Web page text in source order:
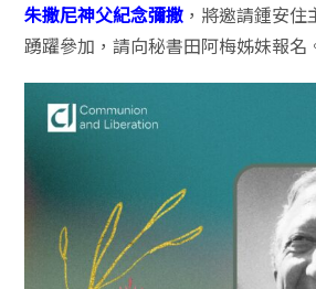
朱撒尼神父紀念彌撒 ，將邀請鍾安
踴躍參加，請向秘書田阿梅姊妹報名